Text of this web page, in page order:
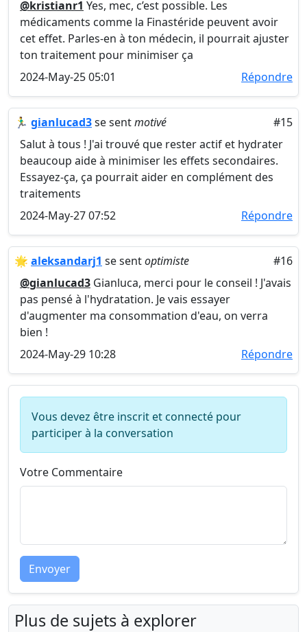
@kristianr1 Yes, mec, c’est possible. Les
médicaments comme la Finastéride peuvent avoir
cet effet. Parles-en à ton médecin, il pourrait ajuster
ton traitement pour minimiser ça
2024-May-25 05:01
Répondre
🏃‍♂️ gianlucad3se sentmotivé
#15
Salut à tous ! J'ai trouvé que rester actif et hydrater
beaucoup aide à minimiser les effets secondaires.
Essayez-ça, ça pourrait aider en complément des
traitements
2024-May-27 07:52
Répondre
🌟 aleksandarj1 se sentoptimiste
#16
@gianlucad3 Gianluca, merci pour le conseil ! J'avais
pas pensé à l'hydratation. Je vais essayer
d'augmenter ma consommation d'eau, on verra
bien !
2024-May-29 10:28
Répondre
Vous devez être inscrit et connecté pour
participer à la conversation
Votre Commentaire
Envoyer
Plus de sujets à explorer